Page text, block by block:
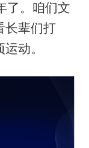
了。咱们文
长辈们打
动。